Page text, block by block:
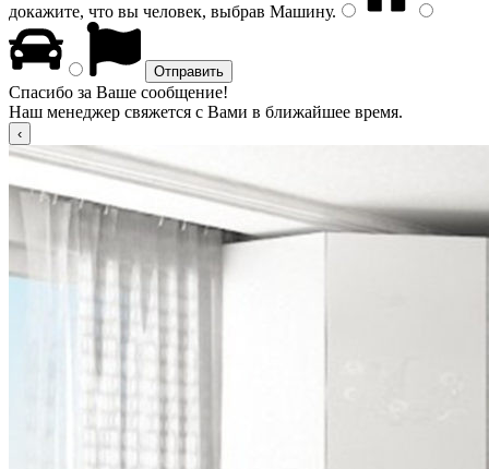
докажите, что вы человек, выбрав Машину.
Спасибо за Ваше сообщение!
Наш менеджер свяжется с Вами в ближайшее время.